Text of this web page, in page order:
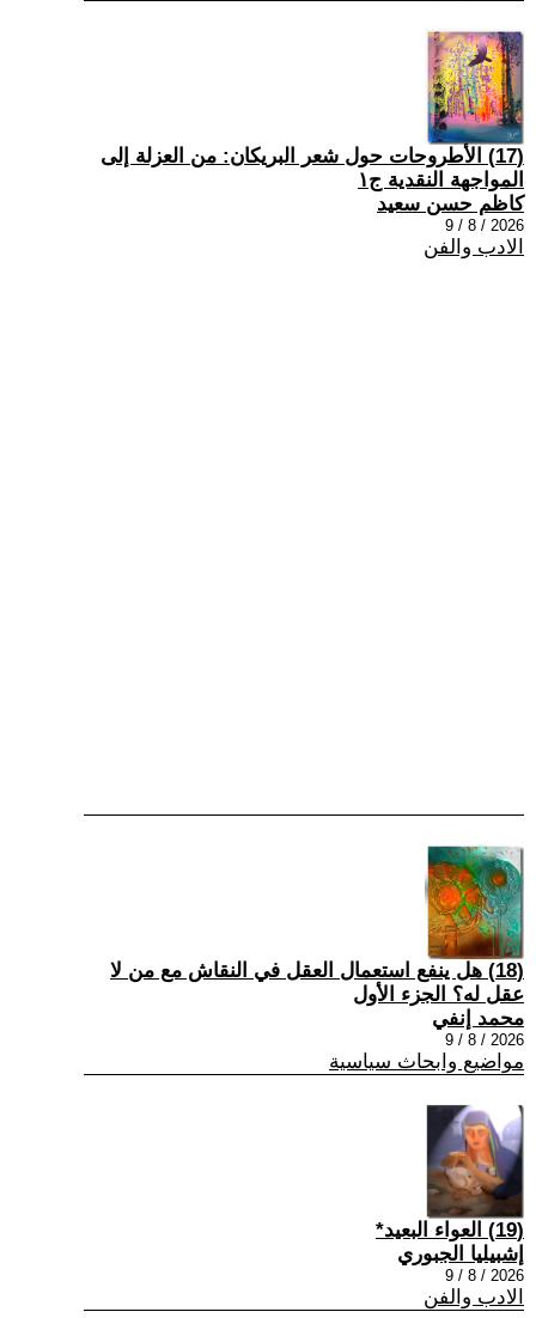
(17) الأطروحات حول شعر البريكان: من العزلة إلى
المواجهة النقدية ج١
كاظم حسن سعيد
2026 / 8 / 9
الادب والفن
(18) هل ينفع استعمال العقل في النقاش مع من لا
عقل له؟ الجزء الأول
محمد إنفي
2026 / 8 / 9
مواضيع وابحاث سياسية
(19) العواء البعيد*
إشبيليا الجبوري
2026 / 8 / 9
الادب والفن